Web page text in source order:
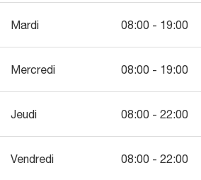
Mardi 08:00 - 19:00
Mercredi 08:00 - 19:00
Jeudi 08:00 - 22:00
Vendredi 08:00 - 22:00